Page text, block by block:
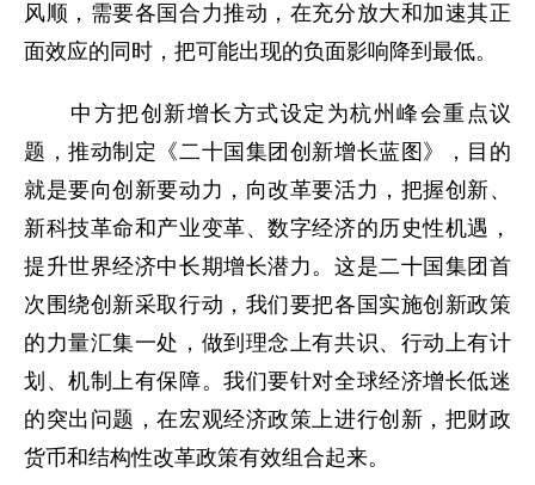
风顺，需要各国合力推动，在充分放大和加速其正
面效应的同时，把可能出现的负面影响降到最低。
中方把创新增长方式设定为杭州峰会重点议
题，推动制定《二十国集团创新增长蓝图》，目的
就是要向创新要动力，向改革要活力，把握创新、
新科技革命和产业变革、数字经济的历史性机遇，
提升世界经济中长期增长潜力。这是二十国集团首
次围绕创新采取行动，我们要把各国实施创新政策
的力量汇集一处，做到理念上有共识、行动上有计
划、机制上有保障。我们要针对全球经济增长低迷
的突出问题，在宏观经济政策上进行创新，把财政
货币和结构性改革政策有效组合起来。